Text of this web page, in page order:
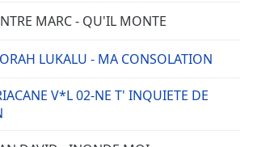
MARC - QU'IL MONTE
LUKALU - MA CONSOLATION
V*L 02-NE T' INQUIETE DE